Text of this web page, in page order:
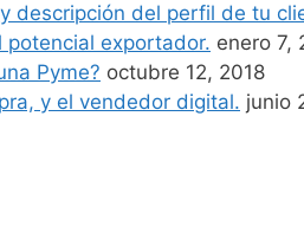
descripción del perfil de tu
exportador. enero 7,
Pyme? octubre 12, 2018
y el vendedor digital. junio